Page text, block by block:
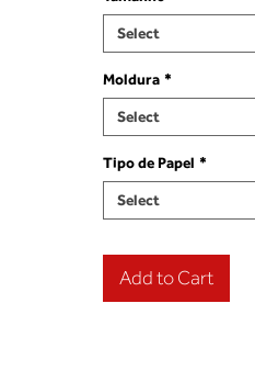
Select
Moldura *
Select
Tipo de Papel *
Select
Add to Cart